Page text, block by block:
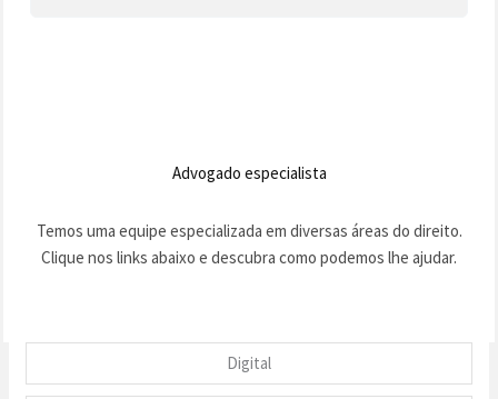
Advogado especialista
Temos uma equipe especializada em diversas áreas do direito.
Clique nos links abaixo e descubra como podemos lhe ajudar.
Digital